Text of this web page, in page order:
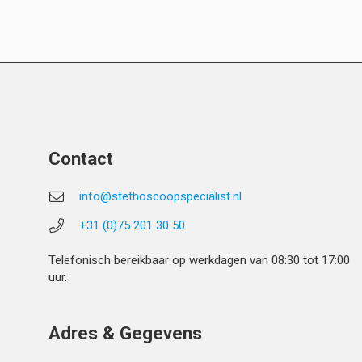
Contact
info@stethoscoopspecialist.nl
+31 (0)75 201 30 50
Telefonisch bereikbaar op werkdagen van 08:30 tot 17:00
uur.
Adres & Gegevens